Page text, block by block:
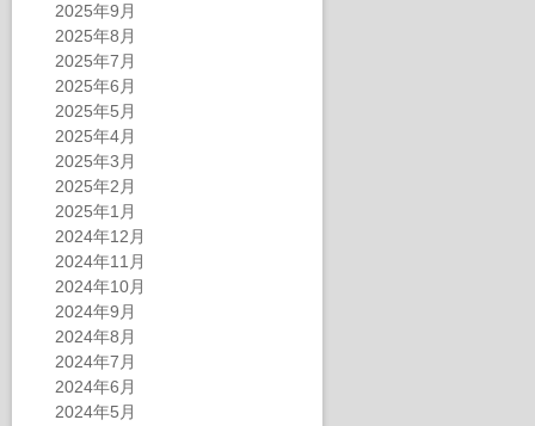
2025年9月
2025年8月
2025年7月
2025年6月
2025年5月
2025年4月
2025年3月
2025年2月
2025年1月
2024年12月
2024年11月
2024年10月
2024年9月
2024年8月
2024年7月
2024年6月
2024年5月